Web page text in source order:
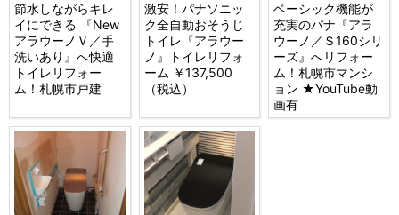
節水しながらキレ
イにできる 『New
アラウーノＶ／手
洗いあり』へ快適
トイレリフォー
ム！札幌市戸建
激安！パナソニッ
ク全自動おそうじ
トイレ『アラウー
ノ』トイレリフォ
ーム ￥137,500
（税込）
ベーシック機能が
充実のパナ『アラ
ウーノ／Ｓ160シリ
ーズ』へリフォー
ム！札幌市マンシ
ョン ★YouTube動
画有